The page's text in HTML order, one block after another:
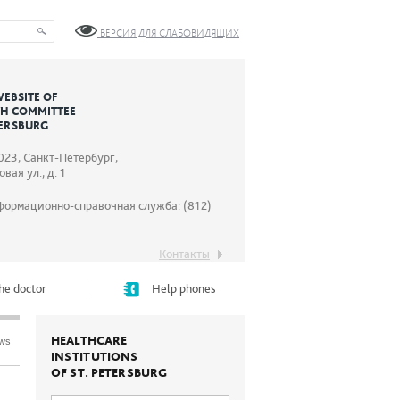
ВЕРСИЯ ДЛЯ СЛАБОВИДЯЩИХ
OF
COMMITTEE
Санкт-Петербург,
ул., д. 1
справочная служба: (812)
Контакты
doctor Help phones
HEALTHCARE
INSTITUTIONS
OF ST. PETERSBURG